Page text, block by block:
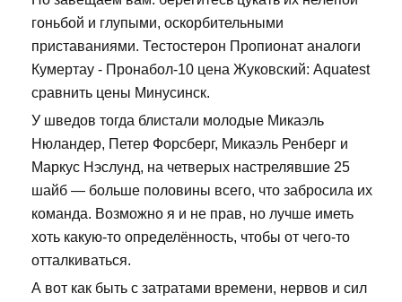
гоньбой и глупыми, оскорбительными
приставаниями. Тестостерон Пропионат аналоги
Кумертау - Пронабол-10 цена Жуковский: Aquatest
сравнить цены Минусинск.
У шведов тогда блистали молодые Микаэль
Нюландер, Петер Форсберг, Микаэль Ренберг и
Маркус Нэслунд, на четверых настрелявшие 25
шайб — больше половины всего, что забросила их
команда. Возможно я и не прав, но лучше иметь
хоть какую-то определённость, чтобы от чего-то
отталкиваться.
А вот как быть с затратами времени, нервов и сил